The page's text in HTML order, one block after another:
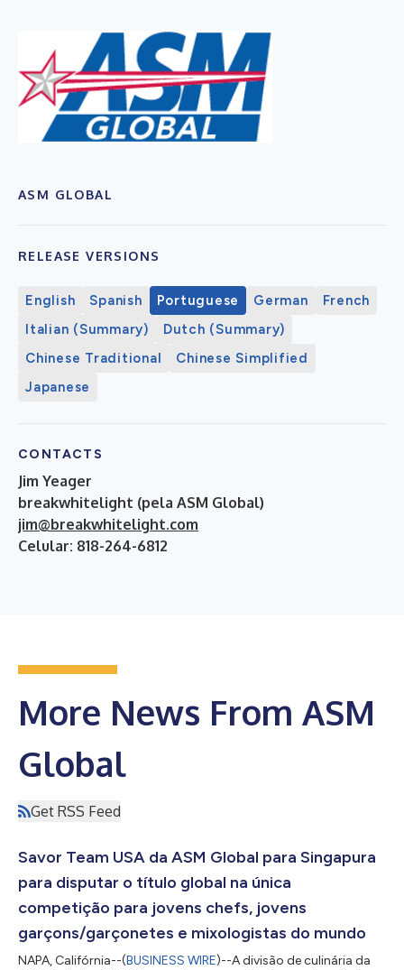
ASM GLOBAL
RELEASE VERSIONS
English Spanish Portuguese German
French
Italian (Summary)
Dutch (Summary)
Chinese Traditional
Chinese Simplified
Japanese
CONTACTS
Jim Yeager
breakwhitelight (pela ASM Global)
jim@breakwhitelight.com
Celular: 818-264-6812
More News From ASM
Global
Get RSS Feed
Savor Team USA da ASM Global para Singapura
para disputar o título global na única
competição para jovens chefs, jovens
garçons/garçonetes e mixologistas do mundo
NAPA, Califórnia--(BUSINESS WIRE)--A divisão de culinária da